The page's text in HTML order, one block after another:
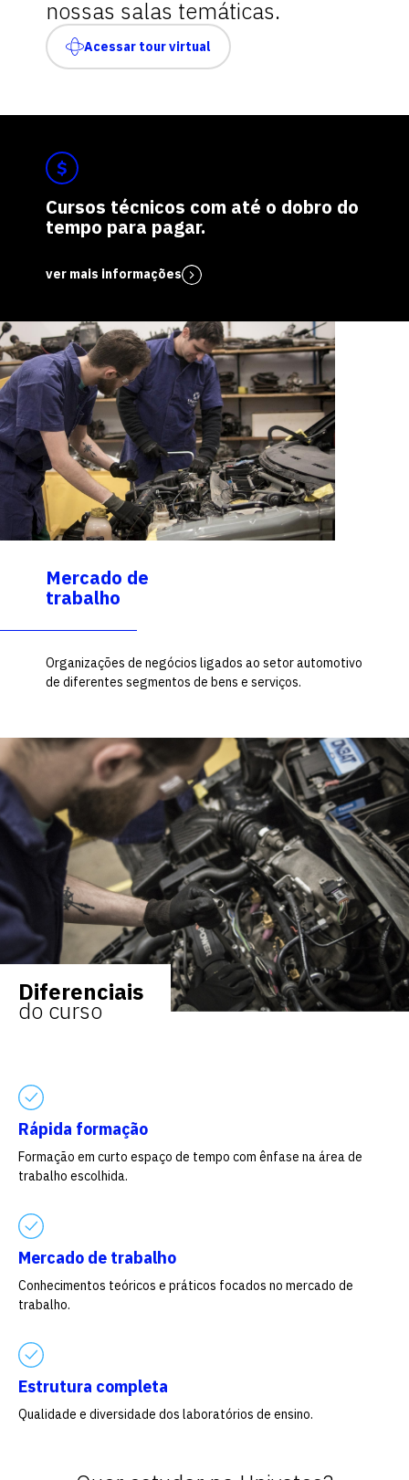
nossas salas temáticas.
Acessar tour virtual
Cursos técnicos com até o dobro do
tempo para pagar.
ver mais informações
Mercado de
trabalho
Organizações de negócios ligados ao setor automotivo
de diferentes segmentos de bens e serviços.
Diferenciais
do curso
Rápida formação
Formação em curto espaço de tempo com ênfase na área de
trabalho escolhida.
Mercado de trabalho
Conhecimentos teóricos e práticos focados no mercado de
trabalho.
Estrutura completa
Qualidade e diversidade dos laboratórios de ensino.
Escolha a vaga que você
quer concorrer:
vagas a partir do 2º ano de curso